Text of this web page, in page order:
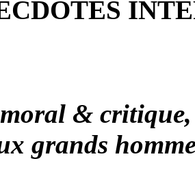
&
grands